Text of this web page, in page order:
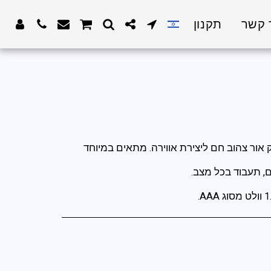
קשר תקנון
המפיק אור צהוב חם ליצירת אווירה. מתאים במיוחד